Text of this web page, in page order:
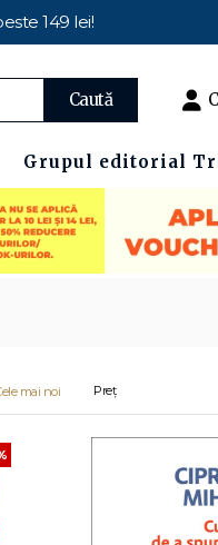
149 lei!
Caută
Grupul editorial
mai noi Preț